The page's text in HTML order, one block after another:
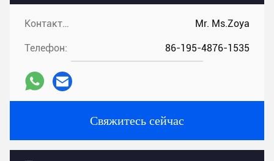
Контакты: Mr. Ms.Zoya
Телефон: 86-195-4876-1535
Свяжитесь сейчас